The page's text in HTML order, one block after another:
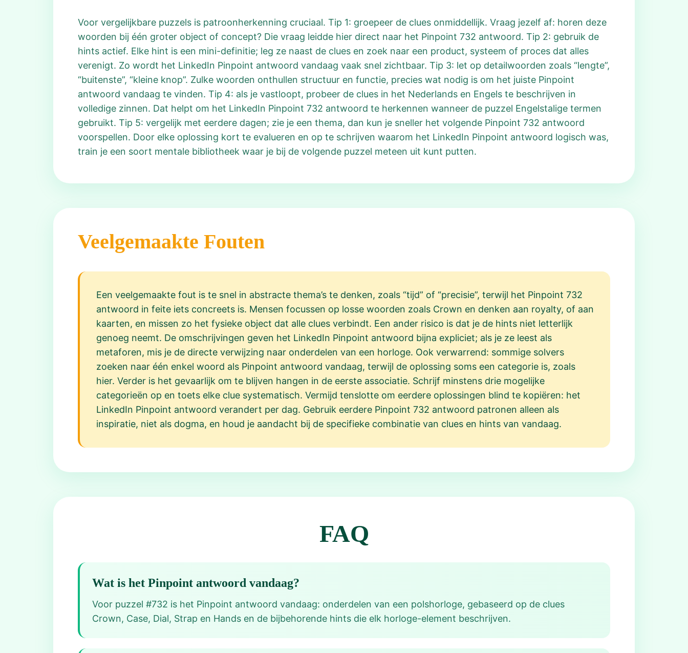
Voor vergelijkbare puzzels is patroonherkenning cruciaal. Tip 1: groepeer de clues onmiddellijk. Vraag jezelf af: horen deze
woorden bij één groter object of concept? Die vraag leidde hier direct naar het Pinpoint 732 antwoord. Tip 2: gebruik de
hints actief. Elke hint is een mini-definitie; leg ze naast de clues en zoek naar een product, systeem of proces dat alles
verenigt. Zo wordt het LinkedIn Pinpoint antwoord vandaag vaak snel zichtbaar. Tip 3: let op detailwoorden zoals “lengte”,
“buitenste”, “kleine knop”. Zulke woorden onthullen structuur en functie, precies wat nodig is om het juiste Pinpoint
antwoord vandaag te vinden. Tip 4: als je vastloopt, probeer de clues in het Nederlands en Engels te beschrijven in
volledige zinnen. Dat helpt om het LinkedIn Pinpoint 732 antwoord te herkennen wanneer de puzzel Engelstalige termen
gebruikt. Tip 5: vergelijk met eerdere dagen; zie je een thema, dan kun je sneller het volgende Pinpoint 732 antwoord
voorspellen. Door elke oplossing kort te evalueren en op te schrijven waarom het LinkedIn Pinpoint antwoord logisch was,
train je een soort mentale bibliotheek waar je bij de volgende puzzel meteen uit kunt putten.
Veelgemaakte Fouten
Een veelgemaakte fout is te snel in abstracte thema’s te denken, zoals “tijd” of “precisie”, terwijl het Pinpoint 732
antwoord in feite iets concreets is. Mensen focussen op losse woorden zoals Crown en denken aan royalty, of aan
kaarten, en missen zo het fysieke object dat alle clues verbindt. Een ander risico is dat je de hints niet letterlijk
genoeg neemt. De omschrijvingen geven het LinkedIn Pinpoint antwoord bijna expliciet; als je ze leest als
metaforen, mis je de directe verwijzing naar onderdelen van een horloge. Ook verwarrend: sommige solvers
zoeken naar één enkel woord als Pinpoint antwoord vandaag, terwijl de oplossing soms een categorie is, zoals
hier. Verder is het gevaarlijk om te blijven hangen in de eerste associatie. Schrijf minstens drie mogelijke
categorieën op en toets elke clue systematisch. Vermijd tenslotte om eerdere oplossingen blind te kopiëren: het
LinkedIn Pinpoint antwoord verandert per dag. Gebruik eerdere Pinpoint 732 antwoord patronen alleen als
inspiratie, niet als dogma, en houd je aandacht bij de specifieke combinatie van clues en hints van vandaag.
FAQ
Wat is het Pinpoint antwoord vandaag?
Voor puzzel #732 is het Pinpoint antwoord vandaag: onderdelen van een polshorloge, gebaseerd op de clues
Crown, Case, Dial, Strap en Hands en de bijbehorende hints die elk horloge-element beschrijven.